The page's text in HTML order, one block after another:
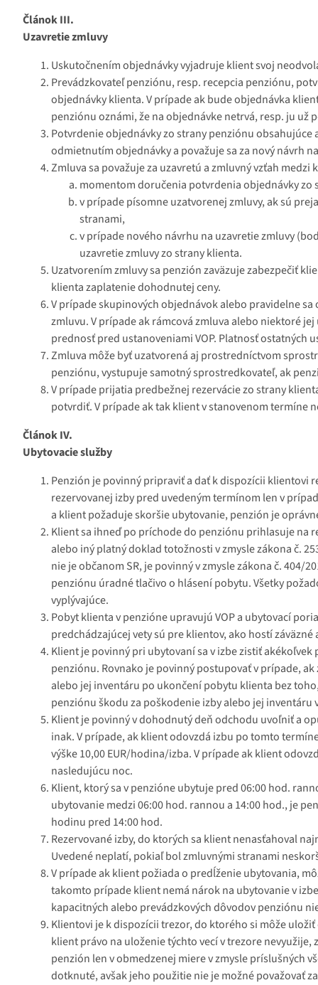
Článok III.
Uzavretie zmluvy
Uskutočnením objednávky vyjadruje klient svoj
Prevádzkovateľ penziónu, resp. recepcia penziónu,
objednávky klienta. V prípade ak bude objednávka
penziónu oznámi, že na objednávke netrvá, resp. ju
Potvrdenie objednávky zo strany penziónu
odmietnutím objednávky a považuje sa za nový návrh
Zmluva sa považuje za uzavretú a zmluvný vzťah
momentom doručenia potvrdenia objednávky zo
v prípade písomne uzatvorenej zmluvy, ak sú
stranami,
v prípade nového návrhu na uzavretie zmluvy
uzavretie zmluvy zo strany klienta.
Uzatvorením zmluvy sa penzión zaväzuje zabezpečiť
klienta zaplatenie dohodnutej ceny.
V prípade skupinových objednávok alebo pravidelne
zmluvu. V prípade ak rámcová zmluva alebo niektoré
prednosť pred ustanoveniami VOP. Platnosť ostatných
Zmluva môže byť uzatvorená aj prostredníctvom
penziónu, vystupuje samotný sprostredkovateľ, ak
V prípade prijatia predbežnej rezervácie zo strany
potvrdiť. V prípade ak tak klient v stanovenom termíne
Článok IV.
Ubytovacie služby
Penzión je povinný pripraviť a dať k dispozícii klientovi
rezervovanej izby pred uvedeným termínom len v
a klient požaduje skoršie ubytovanie, penzión je
Klient sa ihneď po príchode do penziónu prihlasuje na
alebo iný platný doklad totožnosti v zmysle zákona č.
nie je občanom SR, je povinný v zmysle zákona č. 404/
penziónu úradné tlačivo o hlásení pobytu. Všetky
vyplývajúce.
Pobyt klienta v penzióne upravujú VOP a ubytovací
predchádzajúcej vety sú pre klientov, ako hostí
Klient je povinný pri ubytovaní sa v izbe zistiť
penziónu. Rovnako je povinný postupovať v prípade,
alebo jej inventáru po ukončení pobytu klienta bez
penziónu škodu za poškodenie izby alebo jej inventáru
Klient je povinný v dohodnutý deň odchodu uvoľniť a
inak. V prípade, ak klient odovzdá izbu po tomto
výške 10,00 EUR/hodina/izba. V prípade ak klient
nasledujúcu noc.
Klient, ktorý sa v penzióne ubytuje pred 06:00 hod.
ubytovanie medzi 06:00 hod. rannou a 14:00 hod., je
hodinu pred 14:00 hod.
Rezervované izby, do ktorých sa klient nenasťahoval
Uvedené neplatí, pokiaľ bol zmluvnými stranami
V prípade ak klient požiada o predĺženie ubytovania,
takomto prípade klient nemá nárok na ubytovanie v
kapacitných alebo prevádzkových dôvodov penziónu
Klientovi je k dispozícii trezor, do ktorého si môže
klient právo na uloženie týchto vecí v trezore
penzión len v obmedzenej miere v zmysle príslušných
dotknuté, avšak jeho použitie nie je možné považovať